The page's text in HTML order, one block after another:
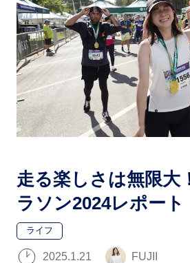
走る楽しさは無限大
ラソン2024レポート
ライフ
2025.1.21 FUJII